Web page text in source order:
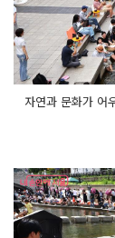
자연과 문화가 어